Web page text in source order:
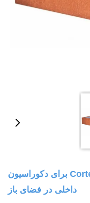
مستطیل شکل Corten Steel Water برای دکوراسیون
داخلی در فضای باز